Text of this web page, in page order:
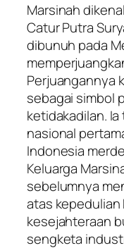
Marsinah
Catur Putra
dibunuh pada
Perjuangannya
sebagai simbol
ketidakadilan.
nasional
Indonesia
Keluarga
sebelumnya
atas kepedulian
kesejahteraan
sengketa